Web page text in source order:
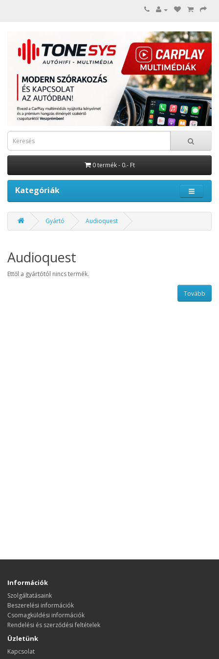
0 termék - 0.- Ft
Kategóriák
Gyártó Audioquest
Audioquest
Ettől a gyártótól nincs termék.
Tovább
Információk
Szolgáltatásaink
Beszerelési információk
Csomagküldési információk
Rendelési és szerződési feltételek
Üzletünk
Kapcsolat